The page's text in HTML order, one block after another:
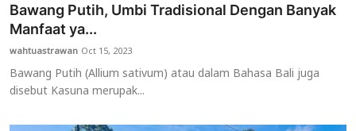
Bawang Putih, Umbi Tradisional Dengan Banyak
Manfaat ya...
wahtuastrawan Oct 15, 2023
Bawang Putih (Allium sativum) atau dalam Bahasa Bali juga
disebut Kasuna merupak...